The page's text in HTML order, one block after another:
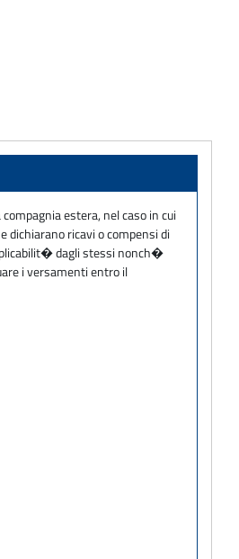
estera, nel caso in cui
ricavi o compensi di
dagli stessi nonch�
i versamenti entro il